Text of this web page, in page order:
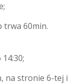
trwa 60min.
na stronie 6-tej i